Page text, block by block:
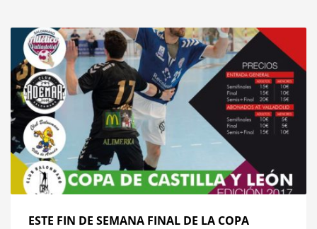
ESTE FIN DE SEMANA FINAL DE LA COPA